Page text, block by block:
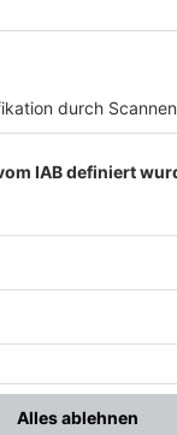
Spiele